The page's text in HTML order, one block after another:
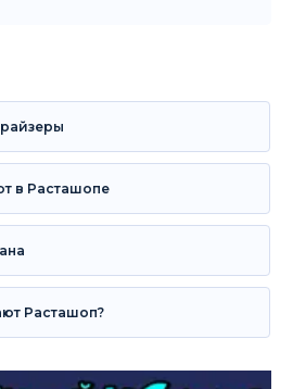
в Расташопе
Расташоп?